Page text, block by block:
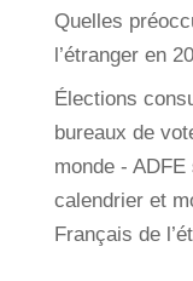
Quelles
l’étranger en
Élections
bureaux de
monde - ADFE
calendrier et
Français de